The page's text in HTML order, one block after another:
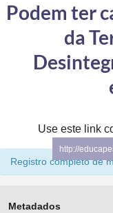
Controladoria-Geral da União
Ministério da Mulher, da
Gabinete de Segurança
Advocacia-Geral da União
Podem ter
da
Use este link
http://
Registro completo de
Metadados